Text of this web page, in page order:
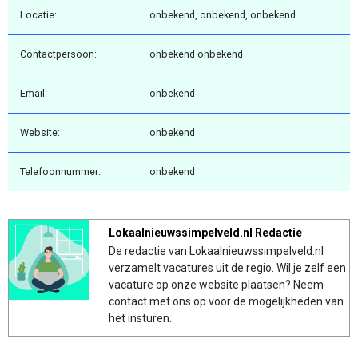
Locatie: onbekend, onbekend, onbekend
Contactpersoon: onbekend onbekend
Email: onbekend
Website: onbekend
Telefoonnummer: onbekend
Lokaalnieuwssimpelveld.nl Redactie
De redactie van Lokaalnieuwssimpelveld.nl
verzamelt vacatures uit de regio. Wil je zelf een
vacature op onze website plaatsen? Neem
contact met ons op voor de mogelijkheden van
het insturen.